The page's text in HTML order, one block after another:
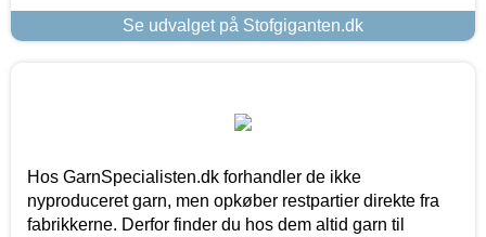
Se udvalget på Stofgiganten.dk
Hos GarnSpecialisten.dk forhandler de ikke
nyproduceret garn, men opkøber restpartier direkte fra
fabrikkerne. Derfor finder du hos dem altid garn til